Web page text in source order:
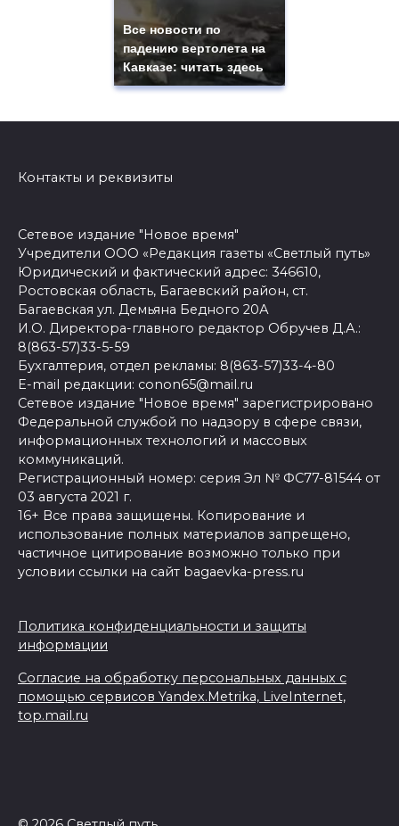
Все новости по
падению вертолета на
Кавказе: читать здесь
Контакты и реквизиты
Сетевое издание "Новое время"
Учредители ООО «Редакция газеты «Светлый путь»
Юридический и фактический адрес: 346610,
Ростовская область, Багаевский район, ст.
Багаевская ул. Демьяна Бедного 20А
И.О. Директора-главного редактор Обручев Д.А.:
8(863-57)33-5-59
Бухгалтерия, отдел рекламы: 8(863-57)33-4-80
E-mail редакции: conon65@mail.ru
Сетевое издание "Новое время" зарегистрировано
Федеральной службой по надзору в сфере связи,
информационных технологий и массовых
коммуникаций.
Регистрационный номер: серия Эл № ФС77-81544 от
03 августа 2021 г.
16+ Все права защищены. Копирование и
использование полных материалов запрещено,
частичное цитирование возможно только при
условии ссылки на сайт bagaevka-press.ru
Политика конфиденциальности и защиты
информации
Согласие на обработку персональных данных с
помощью сервисов Yandex.Metrika, LiveInternet,
top.mail.ru